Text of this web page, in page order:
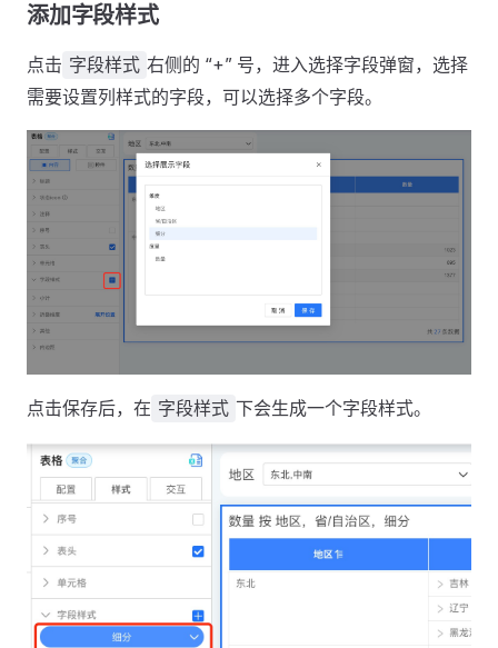
添加字段样式
点击 字段样式 右侧的 “+” 号，进入选择字段弹窗，选择
需要设置列样式的字段，可以选择多个字段。
点击保存后，在 字段样式 下会生成一个字段样式。